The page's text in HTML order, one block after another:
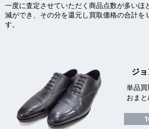
一度に査定させていただく商品点数が多いほ
減ができ、 その分を還元し買取価格の合計を
す。
ジ
単品
おま